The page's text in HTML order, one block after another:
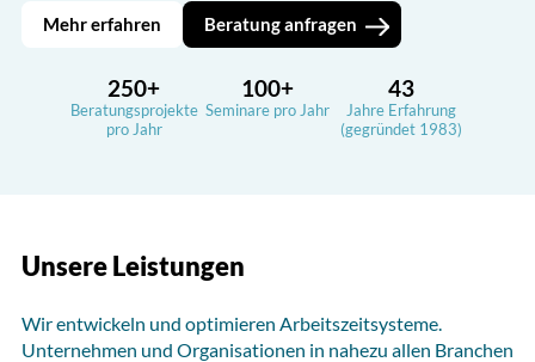
Mehr erfahren Beratung anfragen
250+
Beratungsprojekte
pro Jahr
100+
Seminare pro Jahr
43
Jahre Erfahrung
(gegründet 1983)
Unsere Leistungen
Wir entwickeln und optimieren Arbeitszeitsysteme.
Unternehmen und Organisationen in nahezu allen Branchen